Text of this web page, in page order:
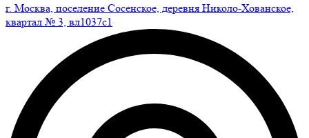
г. Москва, поселение Сосенское, деревня Николо-Хованское,
квартал № 3, вл1037с1